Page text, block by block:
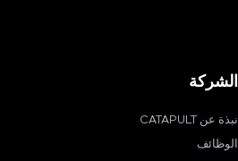
الشركة
نبذة عن CATAPULT
الوظائف